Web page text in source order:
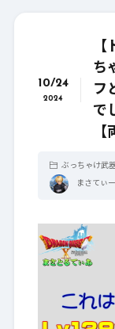
10/24
2024
ち
フ
で
【
ぶっちゃけ武
まさてぃー